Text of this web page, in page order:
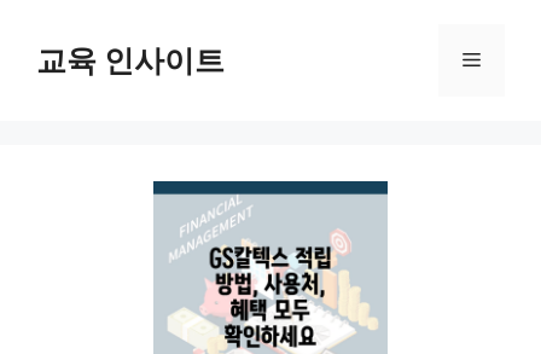
교육 인사이트 메